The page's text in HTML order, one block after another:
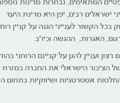
המתאימים, נבחרות מדינות
ישראלים רבים, יפן היא מדינת היעד
הקשור לענייני הגנה על קניין
האגרות, ההגשה וכיו"ב.
ועניין להגן על קניינם הרוחני
הציבור הישראלי את החברה במזרח
אסטרטגיות ושיווקיות בתחום